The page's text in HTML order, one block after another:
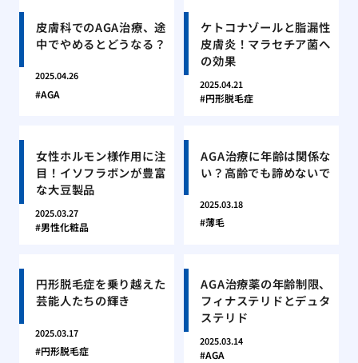
皮膚科でのAGA治療、途
中でやめるとどうなる？
2025.04.26
AGA
ケトコナゾールと脂漏性
皮膚炎！マラセチア菌へ
の効果
2025.04.21
円形脱毛症
女性ホルモン様作用に注
目！イソフラボンが豊富
な大豆製品
2025.03.27
男性化粧品
AGA治療に年齢は関係な
い？高齢でも諦めないで
2025.03.18
薄毛
円形脱毛症を乗り越えた
芸能人たちの輝き
2025.03.17
円形脱毛症
AGA治療薬の年齢制限、
フィナステリドとデュタ
ステリド
2025.03.14
AGA